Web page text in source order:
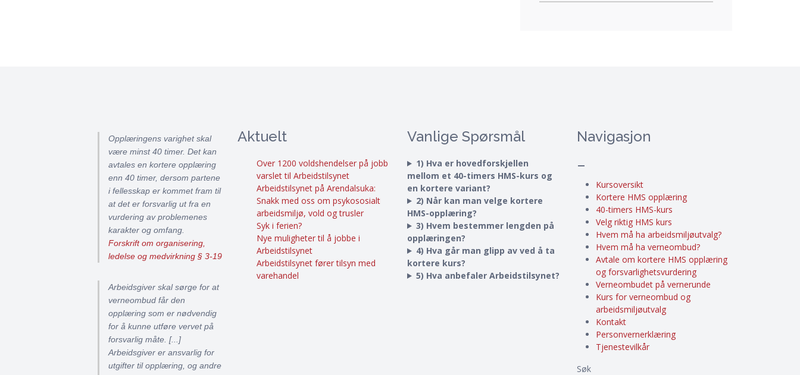
Opplæringens varighet skal
være minst 40 timer. Det kan
avtales en kortere opplæring
enn 40 timer, dersom partene
i fellesskap er kommet fram til
at det er forsvarlig ut fra en
vurdering av problemenes
karakter og omfang.
Forskrift om organisering,
ledelse og medvirkning § 3-19
Arbeidsgiver skal sørge for at
verneombud får den
opplæring som er nødvendig
for å kunne utføre vervet på
forsvarlig måte. [...]
Arbeidsgiver er ansvarlig for
utgifter til opplæring, og andre
Aktuelt
Over 1200 voldshendelser på jobb
varslet til Arbeidstilsynet
Arbeidstilsynet på Arendalsuka:
Snakk med oss om psykososialt
arbeidsmiljø, vold og trusler
Syk i ferien?
Nye muligheter til å jobbe i
Arbeidstilsynet
Arbeidstilsynet fører tilsyn med
varehandel
Vanlige Spørsmål
1) Hva er hovedforskjellen
mellom et 40-timers HMS-kurs og
en kortere variant?
2) Når kan man velge kortere
HMS-opplæring?
3) Hvem bestemmer lengden på
opplæringen?
4) Hva går man glipp av ved å ta
kortere kurs?
5) Hva anbefaler Arbeidstilsynet?
Navigasjon
–
Kursoversikt
Kortere HMS opplæring
40-timers HMS-kurs
Velg riktig HMS kurs
Hvem må ha arbeidsmiljøutvalg?
Hvem må ha verneombud?
Avtale om kortere HMS opplæring
og forsvarlighetsvurdering
Verneombudet på vernerunde
Kurs for verneombud og
arbeidsmiljøutvalg
Kontakt
Personvernerklæring
Tjenestevilkår
Søk